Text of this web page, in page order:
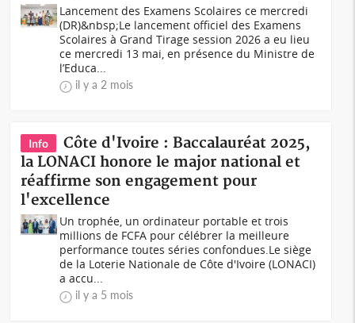
Lancement des Examens Scolaires ce mercredi
(DR)&nbsp;Le lancement officiel des Examens
Scolaires à Grand Tirage session 2026 a eu lieu
ce mercredi 13 mai, en présence du Ministre de
l’Educa...
il y a 2 mois
Info
Côte d'Ivoire : Baccalauréat 2025,
la LONACI honore le major national et
réaffirme son engagement pour
l'excellence
Un trophée, un ordinateur portable et trois
millions de FCFA pour célébrer la meilleure
performance toutes séries confondues.Le siège
de la Loterie Nationale de Côte d'Ivoire (LONACI)
a accu...
il y a 5 mois